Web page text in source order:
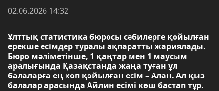
02.06.2026 14:32
Ұлттық статистика бюросы сәбилерге қойылған
ерекше есімдер туралы ақпаратты жариялады.
Бюро мәліметінше, 1 қаңтар мен 1 маусым
аралығында Қазақстанда жаңа туған ұл
балаларға ең көп қойылған есім – Алан. Ал қыз
балалар арасында Айлин есімі көш бастап тұр.